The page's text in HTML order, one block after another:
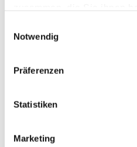
gesammelt haben.
Notwendig
Präferenzen
Statistiken
Marketing
Überdies darf die...
aktuellen Entscheidungen
Einige BFG-